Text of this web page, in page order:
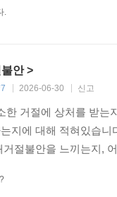
기분에 따라 거절당
돌이가 되었을 때 비
에 인간을 더 깊은 성
이다. 빛이 있는 한 그
.
안 >
2026-06-30 신고
한 거절에 상처를 받
지에 대해 적혀있습
거절불안을 느끼는지,